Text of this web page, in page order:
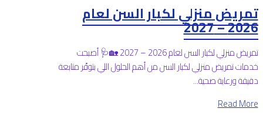
تمريض منزلي لكبار السن لعام
2026 – 2027
تمريض منزلي لكبار السن لعام 2026 – 2027 🏡🩺 أصبحت
خدمات تمريض منزلي لكبار السن من أهم الحلول اللي بتوفّر متابعة
دقيقة ورعاية صحية...
Read More